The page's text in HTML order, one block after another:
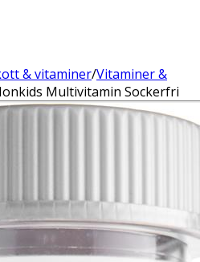
& vitaminer/Vitaminer &
Multivitamin Sockerfri